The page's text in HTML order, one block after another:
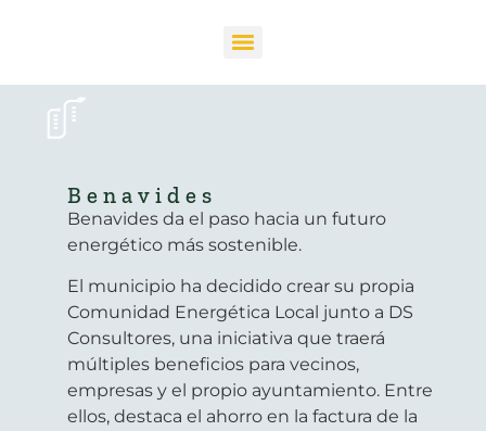
Benavides
Benavides da el paso hacia un futuro
energético más sostenible.
El municipio ha decidido crear su propia
Comunidad Energética Local junto a DS
Consultores, una iniciativa que traerá
múltiples beneficios para vecinos,
empresas y el propio ayuntamiento. Entre
ellos, destaca el ahorro en la factura de la